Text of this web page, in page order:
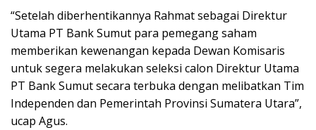
“Setelah diberhentikannya Rahmat sebagai Direktur
Utama PT Bank Sumut para pemegang saham
memberikan kewenangan kepada Dewan Komisaris
untuk segera melakukan seleksi calon Direktur Utama
PT Bank Sumut secara terbuka dengan melibatkan Tim
Independen dan Pemerintah Provinsi Sumatera Utara”,
ucap Agus.